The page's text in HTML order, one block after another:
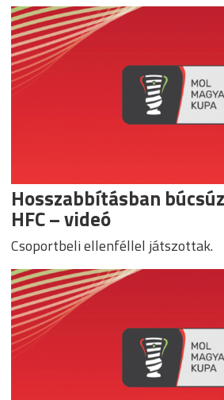
Hosszabbításban
HFC – videó
Csoportbeli ellenféllel játszottak.